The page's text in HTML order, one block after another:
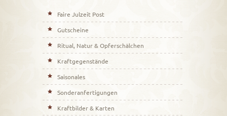
Faire Julzeit Post
Gutscheine
Ritual, Natur & Opferschälchen
Kraftgegenstände
Saisonales
Sonderanfertigungen
Kraftbilder & Karten